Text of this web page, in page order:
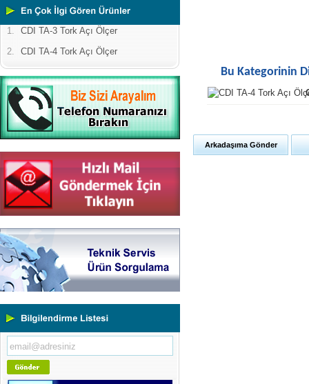
1.
CDI TA-3 Tork Açı Ölçer
2.
CDI TA-4 Tork Açı Ölçer
Yeni Binamıza TAŞINDIK
Kaplama Kalınlığı Ölçüm
Cihazları
Ultrasonik Kalınlık Ölçüm
Bu Kategorinin
Arkadaşıma Gönder